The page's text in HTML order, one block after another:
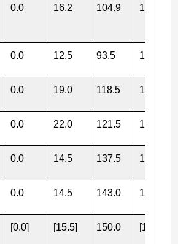
0.0 16.2 104.9 121.1
0.0 12.5 93.5 106.0
0.0 19.0 118.5 137.5
0.0 22.0 121.5 143.5
0.0 14.5 137.5 152.0
0.0 14.5 143.0 157.5
[0.0] [15.5] 150.0 [165.5]